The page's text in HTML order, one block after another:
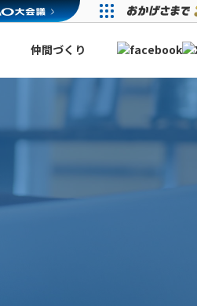
仲間づくり